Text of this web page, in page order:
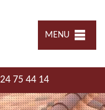
MENU
75 44 14